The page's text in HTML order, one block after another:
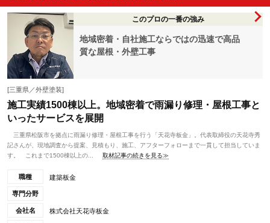
このプロの一番の強み
地域密着・自社施工ならではの迅速で高品
質な屋根・外壁工事
[三重県／外壁塗装]
施工実績1500棟以上。地域密着で雨漏り修理・屋根工事と
いったサービスを展開
三重県松阪市を拠点に雨漏り修理・屋根工事を行う「天花寺板金」。代表取締役の天花寺秀
記さんが、現地調査から提案、見積もり、施工、アフターフォローまで一貫して担当していま
す。 これまで1500棟以上の...
取材記事の続きを見る≫
職種 建築板金
専門分野
会社名 株式会社天花寺板金